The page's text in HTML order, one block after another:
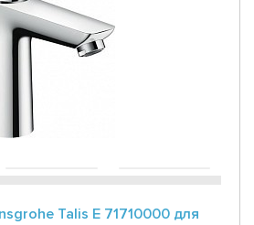
Talis E 71710000 для